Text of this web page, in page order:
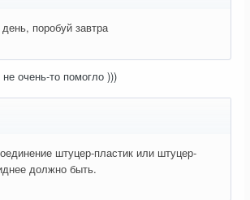
поробуй завтра
очень-то помогло )))
штуцер-пластик или штуцер-
должно быть.